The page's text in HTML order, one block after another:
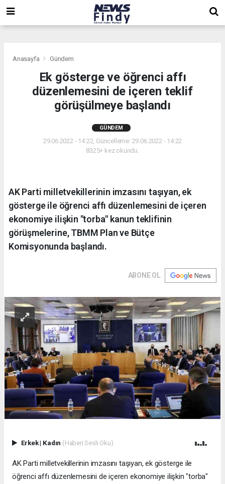
Anasayfa Gündem
Ek gösterge ve öğrenci affı
düzenlemesini de içeren teklif
görüşülmeye başlandı
GÜNDEM
29.06.2022 - 14:22, Güncelleme: 29.06.2022 - 14:22
8325+ kez okundu.
AK Parti milletvekillerinin imzasını taşıyan, ek
gösterge ile öğrenci affı düzenlemesini de içeren
ekonomiye ilişkin "torba" kanun teklifinin
görüşmelerine, TBMM Plan ve Bütçe
Komisyonunda başlandı.
ABONE OL
Erkek| Kadın (Haberi Sesli Oku)
AK Parti milletvekillerinin imzasını taşıyan, ek gösterge ile
öğrenci affı düzenlemesini de içeren ekonomiye ilişkin "torba"